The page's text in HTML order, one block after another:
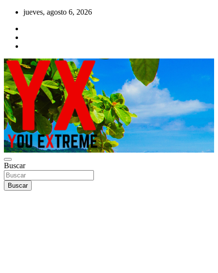
Saltar
contenido
jueves, agosto 6, 2026
YOU EXTREME
YX Deportes Extremos Lifestyle
Buscar
Buscar